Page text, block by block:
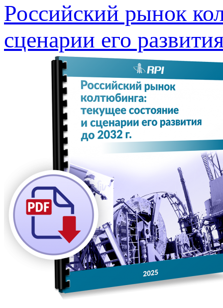
Российский рынок
сценарии его